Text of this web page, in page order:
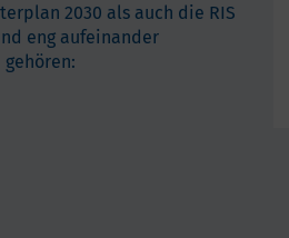
2030 als auch die RIS
eng aufeinander